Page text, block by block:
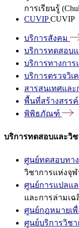
การเรียนรู้
CUVIPCUVIP
บริการสังคม
บริการทดสอบ
บริการทางการ
บริการตรวจวิ
สารสนเทศและ
พื้นที่สร้างสรรค์
พิพิธภัณฑ์
บริการทดสอบและวิช
ศูนย์ทดสอบทา
วิชาการแห่งจุฬ
ศูนย์การแปลแ
และการล่ามเฉ
ศูนย์กฎหมายเ
ศูนย์บริการวิช